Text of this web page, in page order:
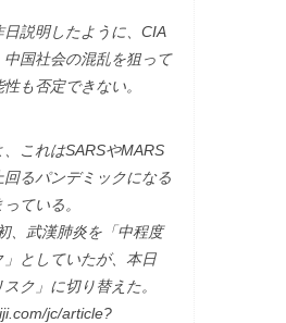
日説明したように、CIA
中国社会の混乱を狙って
も否定できない。
、これはSARSやMARS
回るパンデミックになる
ている。
、武漢肺炎を「中程度
」としていたが、本日
スク」に切り替えた。
jc/article?